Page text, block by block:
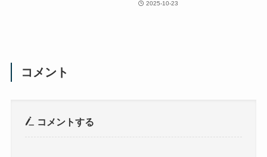
2025-10-23
コメント
コメントする